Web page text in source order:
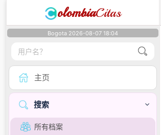
olombiaCitas
Bogota 2026-08-07 18:04
主页
搜索
所有档案